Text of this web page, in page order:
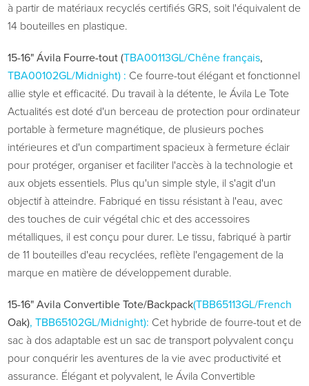
à partir de matériaux recyclés certifiés GRS, soit l'équivalent de
14 bouteilles en plastique.
15-16" ÁvilaFourre-tout (TBA00113GL/Chêne français,
TBA00102GL/Midnight) : Ce fourre-tout élégant et fonctionnel
allie style et efficacité. Du travail à la détente, le Ávila Le Tote
Actualités est doté d'un berceau de protection pour ordinateur
portable à fermeture magnétique, de plusieurs poches
intérieures et d'un compartiment spacieux à fermeture éclair
pour protéger, organiser et faciliter l'accès à la technologie et
aux objets essentiels. Plus qu'un simple style, il s'agit d'un
objectif à atteindre. Fabriqué en tissu résistant à l'eau, avec
des touches de cuir végétal chic et des accessoires
métalliques, il est conçu pour durer. Le tissu, fabriqué à partir
de 11 bouteilles d'eau recyclées, reflète l'engagement de la
marque en matière de développement durable.
15-16" Avila Convertible Tote/Backpack(TBB65113GL/French
Oak), TBB65102GL/Midnight): Cet hybride de fourre-tout et de
sac à dos adaptable est un sac de transport polyvalent conçu
pour conquérir les aventures de la vie avec productivité et
assurance. Élégant et polyvalent, le Ávila Convertible